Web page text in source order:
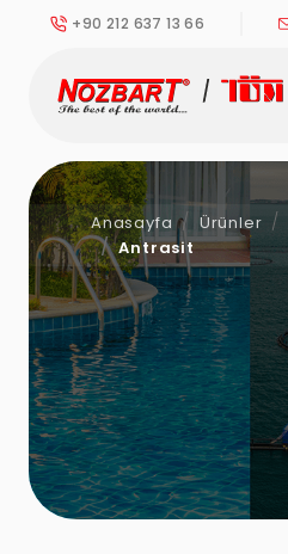
+90 212 637 13 66
Anasayfa Ürünler
Antrasit